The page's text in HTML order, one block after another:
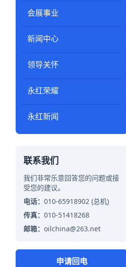
会展事业
新闻中心
领导关怀
永红荣耀
永红新闻
联系我们
我们非常乐意回答您的问题或接
受您的建议。
电话： 010-65918902 (总机)
传真： 010-51418268
邮箱： oilchina@263.net
申请回电